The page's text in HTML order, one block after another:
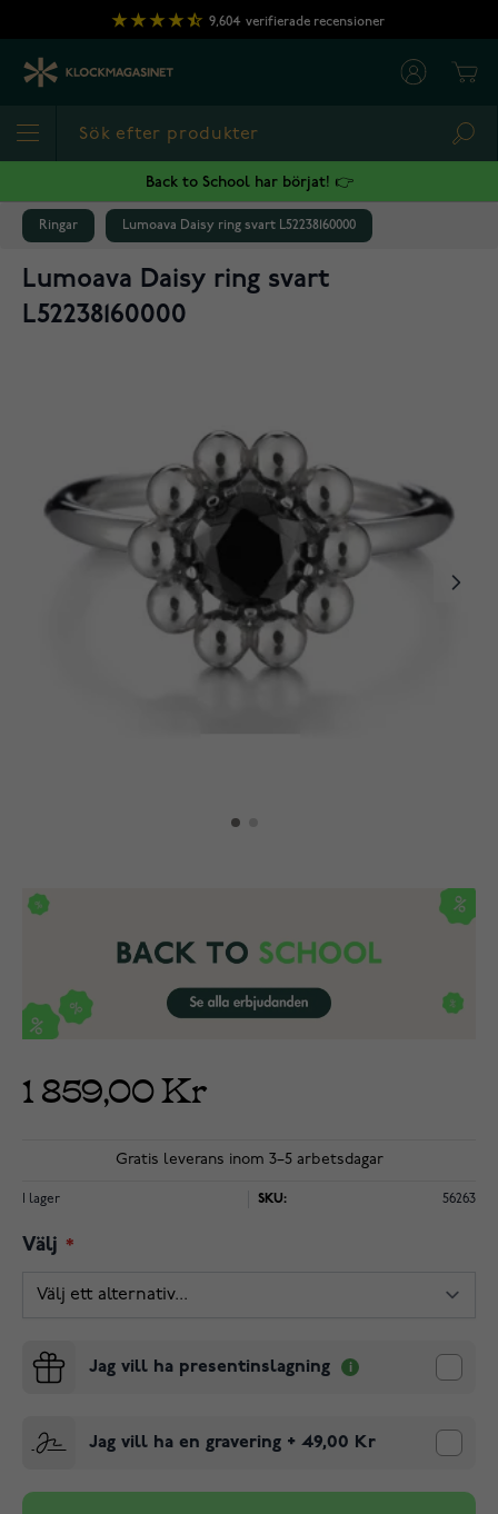
Hoppa till innehållet
9,604 verifierade recensioner
Back to School har börjat! 👉
Ringar Lumoava Daisy ring svart L52238160000
Lumoava Daisy ring svart
L52238160000
1 859,00 Kr
Gratis leverans inom 3–5 arbetsdagar
I lager SKU: 56263
Välj
Jag vill ha presentinslagning
Jag vill ha en gravering + 49,00 Kr